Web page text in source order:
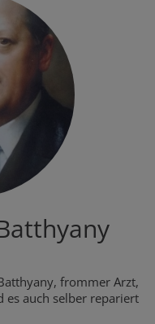
frommer Arzt,
es auch selber repariert